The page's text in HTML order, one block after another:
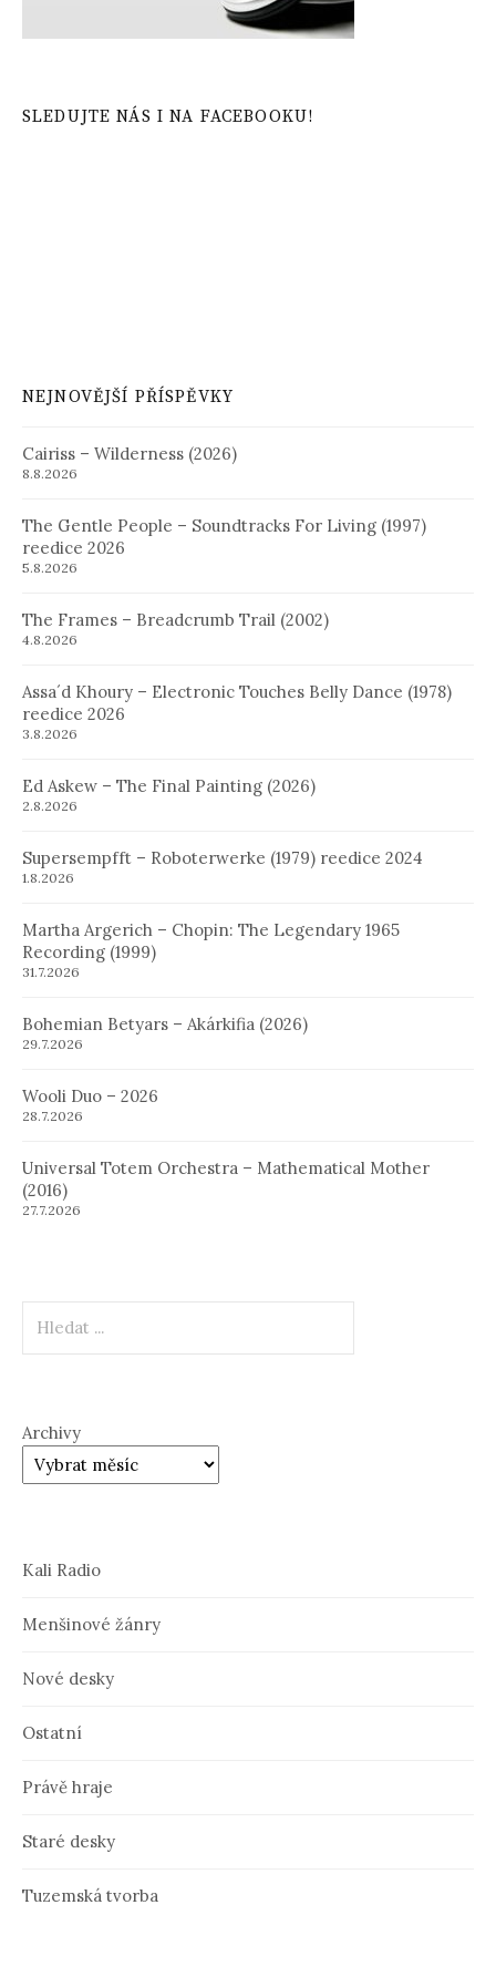
SLEDUJTE NÁS I NA FACEBOOKU!
NEJNOVĚJŠÍ PŘÍSPĚVKY
Cairiss – Wilderness (2026)
8.8.2026
The Gentle People – Soundtracks For Living (1997)
reedice 2026
5.8.2026
The Frames – Breadcrumb Trail (2002)
4.8.2026
Assa´d Khoury – Electronic Touches Belly Dance (1978)
reedice 2026
3.8.2026
Ed Askew – The Final Painting (2026)
2.8.2026
Supersempfft – Roboterwerke (1979) reedice 2024
1.8.2026
Martha Argerich – Chopin: The Legendary 1965
Recording (1999)
31.7.2026
Bohemian Betyars – Akárkifia (2026)
29.7.2026
Wooli Duo – 2026
28.7.2026
Universal Totem Orchestra – Mathematical Mother
(2016)
27.7.2026
Archivy
Kali Radio
Menšinové žánry
Nové desky
Ostatní
Právě hraje
Staré desky
Tuzemská tvorba